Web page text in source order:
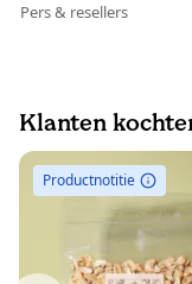
Pers & resellers
Klanten
Productnotitie